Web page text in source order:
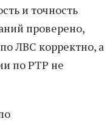
и точность
проверено,
ЛВС корректно, а
по PTP не